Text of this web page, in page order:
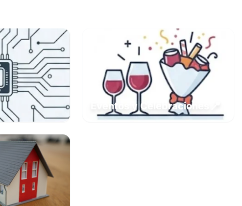
Eventos y Celebraciones